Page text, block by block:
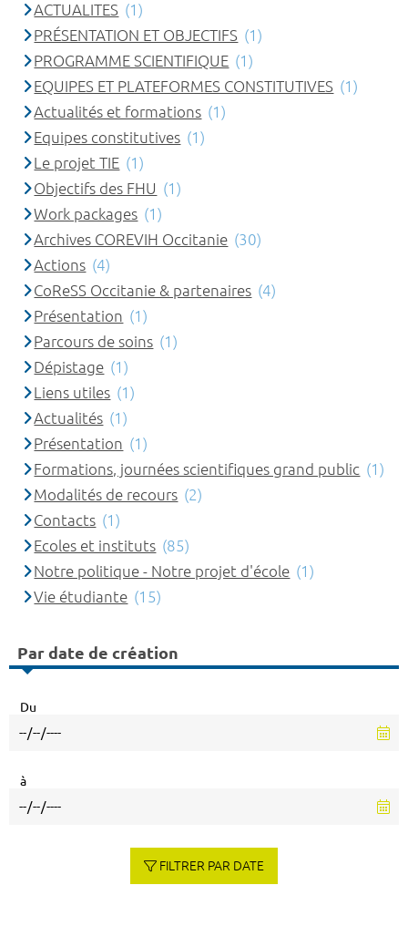
ACTUALITES (1)
PRÉSENTATION ET OBJECTIFS (1)
PROGRAMME SCIENTIFIQUE (1)
EQUIPES ET PLATEFORMES CONSTITUTIVES (1)
Actualités et formations (1)
Equipes constitutives (1)
Le projet TIE (1)
Objectifs des FHU (1)
Work packages (1)
Archives COREVIH Occitanie (30)
Actions (4)
CoReSS Occitanie & partenaires (4)
Présentation (1)
Parcours de soins (1)
Dépistage (1)
Liens utiles (1)
Actualités (1)
Présentation (1)
Formations, journées scientifiques grand public (1)
Modalités de recours (2)
Contacts (1)
Ecoles et instituts (85)
Notre politique - Notre projet d'école (1)
Vie étudiante (15)
Par date de création
Du
à
FILTRER PAR DATE